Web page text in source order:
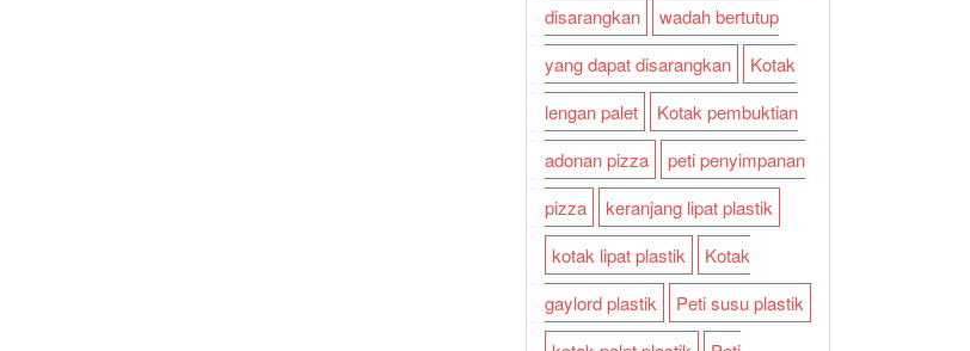
disarangkan
wadah bertutup
yang dapat disarangkan
Kotak
lengan palet
Kotak pembuktian
adonan pizza
peti penyimpanan
pizza
keranjang lipat plastik
kotak lipat plastik
Kotak
gaylord plastik
Peti susu plastik